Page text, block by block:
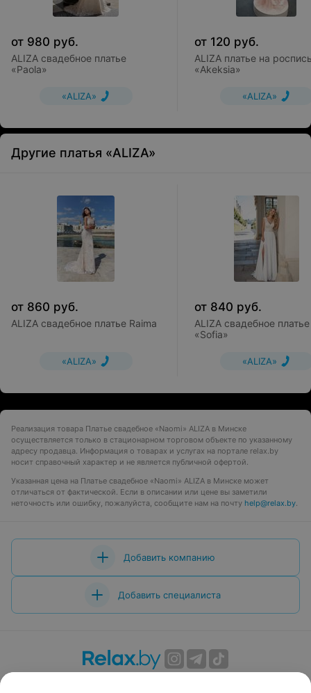
от 980 руб.
ALIZA свадебное платье
«Paola»
«ALIZA»
от 120 руб.
ALIZA платье на
«Akeksia»
«ALIZA»
Другие платья «ALIZA»
от 860 руб.
ALIZA свадебное платье Raima
«ALIZA»
от 840 руб.
ALIZA свадебное платье
«Sofia»
«ALIZA»
Реализация товара Платье свадебное «Naomi» ALIZA в Минске
осуществляется только в стационарном торговом объекте по указанному
адресу продавца. Информация о товарах и услугах на портале relax.by
носит справочный характер и не является публичной офертой.
Указанная цена на Платье свадебное «Naomi» ALIZA в Минске может
отличаться от фактической. Если в описании или цене вы заметили
неточность или ошибку, пожалуйста, сообщите нам на почту help@relax.by.
Добавить компанию
Добавить специалиста